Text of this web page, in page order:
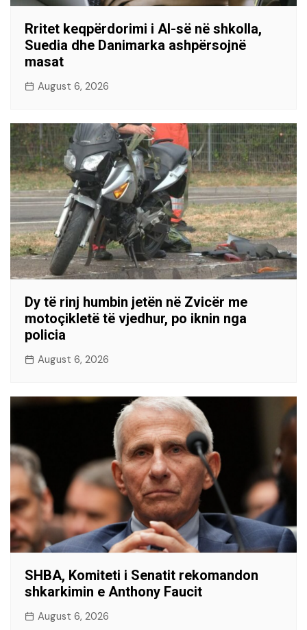
Rritet keqpërdorimi i AI-së në shkolla,
Suedia dhe Danimarka ashpërsojnë
masat
August 6, 2026
Dy të rinj humbin jetën në Zvicër me
motoçikletë të vjedhur, po iknin nga
policia
August 6, 2026
SHBA, Komiteti i Senatit rekomandon
shkarkimin e Anthony Faucit
August 6, 2026